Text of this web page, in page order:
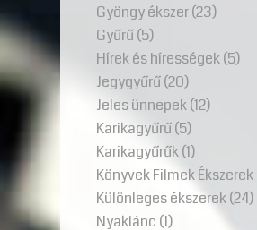
Gyöngy ékszer(23)
Gyűrű(5)
Hírek és hírességek(5)
Jegygyűrű(20)
Jeles ünnepek(12)
Karikagyűrű(5)
Karikagyűrűk(1)
Könyvek Filmek Ékszerek
Különleges ékszerek(24)
Nyaklánc (1)